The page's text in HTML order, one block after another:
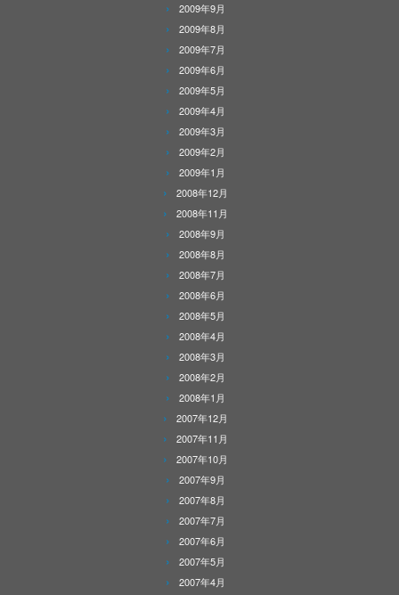
2009年9月
2009年8月
2009年7月
2009年6月
2009年5月
2009年4月
2009年3月
2009年2月
2009年1月
2008年12月
2008年11月
2008年9月
2008年8月
2008年7月
2008年6月
2008年5月
2008年4月
2008年3月
2008年2月
2008年1月
2007年12月
2007年11月
2007年10月
2007年9月
2007年8月
2007年7月
2007年6月
2007年5月
2007年4月